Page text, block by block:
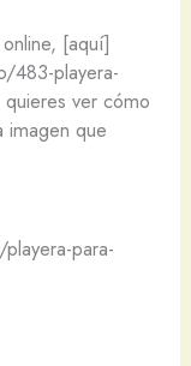
[aquí]
483-playera-
ver cómo
imagen que
para-